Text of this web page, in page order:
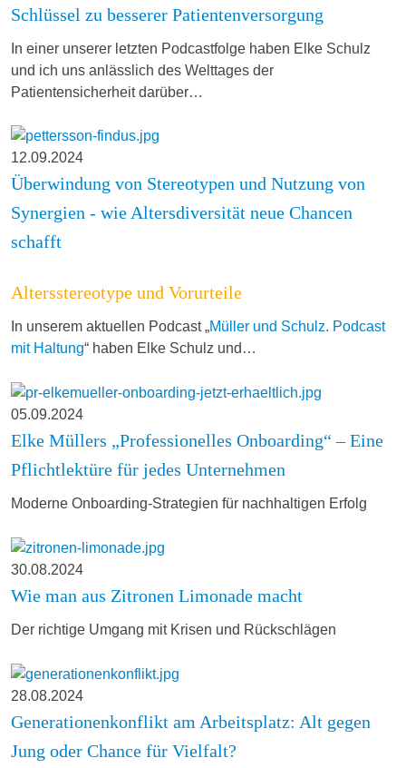
Schlüssel zu besserer Patientenversorgung
In einer unserer letzten Podcastfolge haben Elke Schulz
und ich uns anlässlich des Welttages der
Patientensicherheit darüber…
12.09.2024
Überwindung von Stereotypen und Nutzung von
Synergien - wie Altersdiversität neue Chancen
schafft
Altersstereotype und Vorurteile
In unserem aktuellen Podcast „Müller und Schulz. Podcast
mit Haltung“ haben Elke Schulz und…
05.09.2024
Elke Müllers „Professionelles Onboarding“ – Eine
Pflichtlektüre für jedes Unternehmen
Moderne Onboarding-Strategien für nachhaltigen Erfolg
30.08.2024
Wie man aus Zitronen Limonade macht
Der richtige Umgang mit Krisen und Rückschlägen
28.08.2024
Generationenkonflikt am Arbeitsplatz: Alt gegen
Jung oder Chance für Vielfalt?